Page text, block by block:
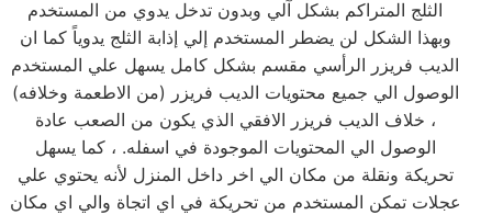
الثلج المتراكم بشكل آلي وبدون تدخل يدوي من المستخدم
وبهذا الشكل لن يضطر المستخدم إلي إذابة الثلج يدوياً كما ان
الديب فريزر الرأسي مقسم بشكل كامل يسهل علي المستخدم
الوصول الي جميع محتويات الديب فريزر (من الاطعمة وخلافه)
، خلاف الديب فريزر الافقي الذي يكون من الصعب عادة
الوصول الي المحتويات الموجودة في اسفله. ، كما يسهل
تحريكة ونقلة من مكان الي اخر داخل المنزل لأنه يحتوي علي
عجلات تمكن المستخدم من تحريكة في اي اتجاة والي اي مكان